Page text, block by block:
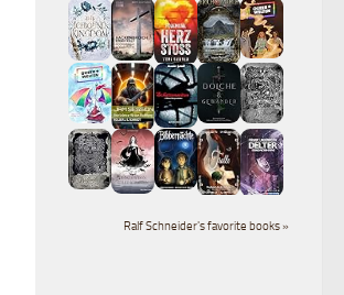
Ralf Schneider's favorite books »